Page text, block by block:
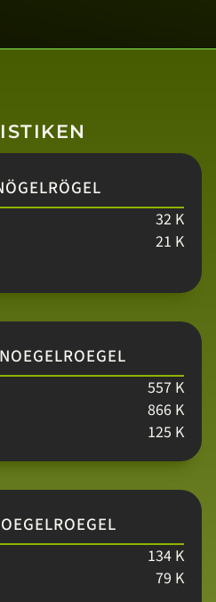
32 K
21 K
557 K
866 K
125 K
134 K
79 K